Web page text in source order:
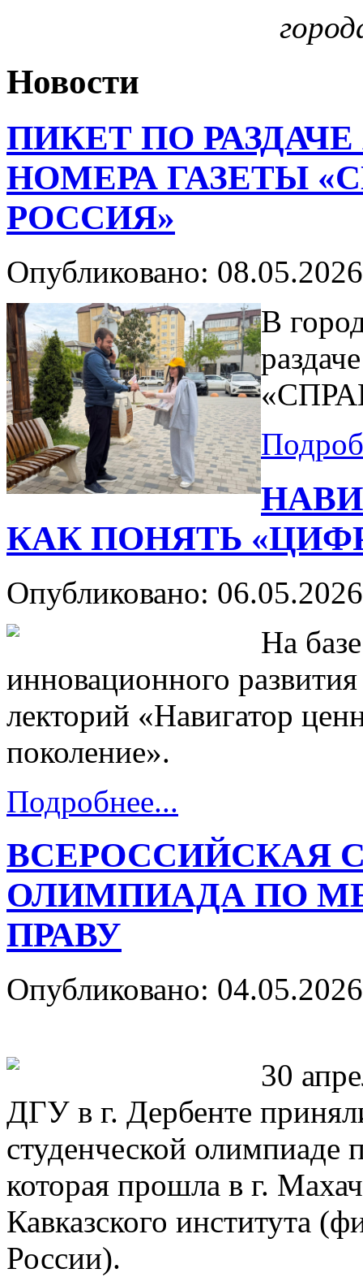
Новости
ПИКЕТ ПО
НОМЕРА ГАЗЕТЫ
РОССИЯ»
Опубликовано:
В
КАК ПОНЯТЬ
Опубликовано:
На
инновационного
лекторий «Навигатор
поколение».
Подробнее...
ВСЕРОССИЙСКАЯ
ОЛИМПИАДА ПО
ПРАВУ
Опубликовано:
30
ДГУ в г. Дербенте
студенческой
которая прошла в г.
Кавказского
России).